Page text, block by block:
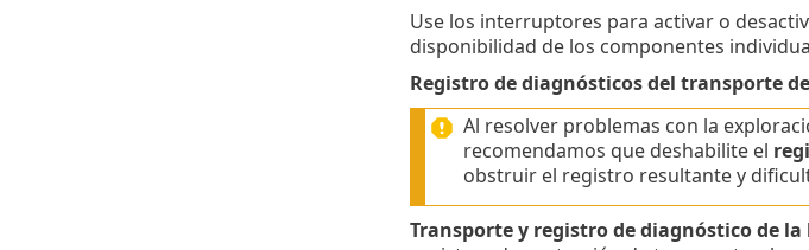
Use los interruptores para activar o
disponibilidad de los componentes
Registro de diagnósticos del transporte
Al resolver problemas con la
recomendamos que deshabilite el
obstruir el registro resultante y
Transporte y registro de diagnóstico de la